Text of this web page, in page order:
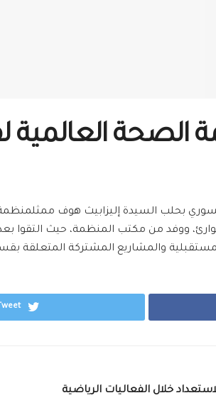
الصحة العالمية
بحلب السيدة إليزابيث هوف ممثلمنظمة
، ووفد من مكتب المنظمة، حيث التقوا
والمشاريع المشتركة المتعلقة
خلال الفعاليات الرياضية